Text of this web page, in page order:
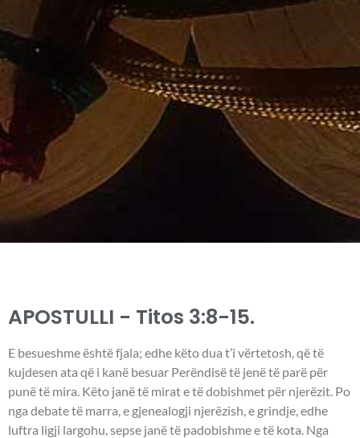
APOSTULLI - Titos 3:8-15.
E besueshme është fjala; edhe këto dua t’i vërtetosh, që të
kujdesen ata që i kanë besuar Perëndisë të jenë të parë për
punë të mira. Këto janë të mirat e të dobishmet për njerëzit. Po
nga debate të marra, e gjenealogji njerëzish, e grindje, edhe
luftra ligji largohu, sepse janë të padobishme e të kota. Nga